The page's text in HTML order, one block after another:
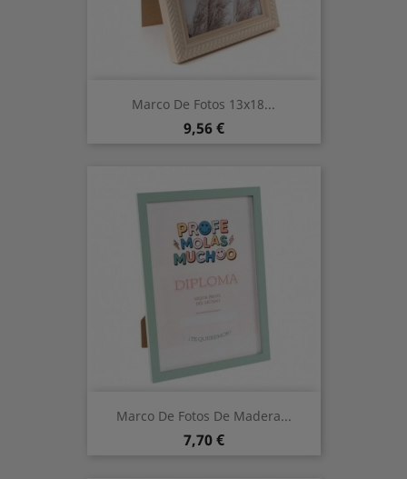
Marco De Fotos 13x18...
Prix
9,56 €
Marco De Fotos De Madera...
Prix
7,70 €